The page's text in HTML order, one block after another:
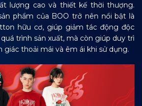
lượng cao và thiết kế thời thượng.
phẩm của BOO trở nên nổi bật là
hữu cơ, giúp giảm tác động độc
trình sản xuất, mà còn giúp duy trì
giác thoải mái và êm ái khi sử dụng.